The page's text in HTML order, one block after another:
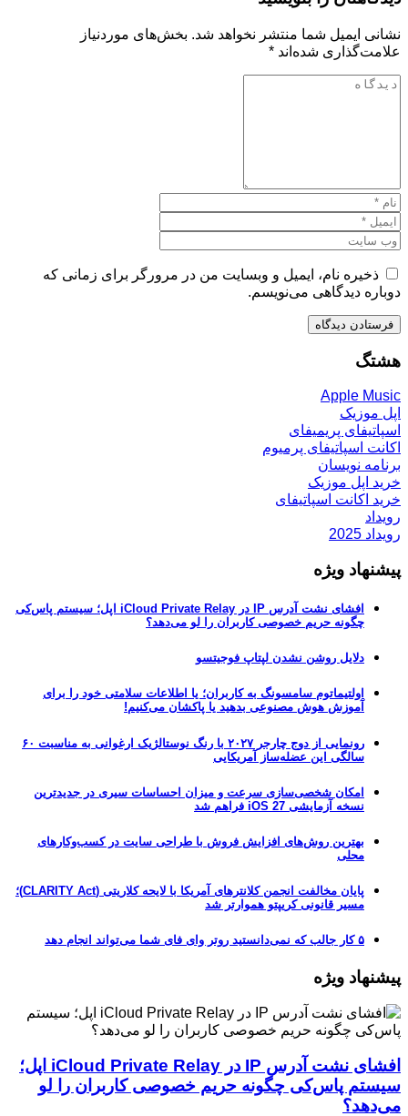
نشانی ایمیل شما منتشر نخواهد شد. بخش‌های موردنیاز
علامت‌گذاری شده‌اند *
ذخیره نام، ایمیل و وبسایت من در مرورگر برای زمانی که
دوباره دیدگاهی می‌نویسم.
هشتگ
Apple Music
اپل موزیک
اسپاتیفای پریمیفای
اکانت اسپاتیفای پرمیوم
برنامه نویسان
خرید اپل موزیک
خرید اکانت اسپاتیفای
رویداد
رویداد 2025
پیشنهاد ویژه
افشای نشت آدرس IP در iCloud Private Relay اپل؛ سیستم پاس‌کی
چگونه حریم خصوصی کاربران را لو می‌دهد؟
دلایل روشن نشدن لپتاپ فوجیتسو
اولتیماتوم سامسونگ به کاربران؛ یا اطلاعات سلامتی خود را برای
آموزش هوش مصنوعی بدهید یا پاکشان می‌کنیم!
رونمایی از دوج چارجر ۲۰۲۷ با رنگ نوستالژیک ارغوانی به مناسبت ۶۰
سالگی این عضله‌ساز آمریکایی
امکان شخصی‌سازی سرعت و میزان احساسات سیری در جدیدترین
نسخه آزمایشی iOS 27 فراهم شد
بهترین روش‌های افزایش فروش با طراحی سایت در کسب‌وکارهای
محلی
پایان مخالفت انجمن کلانترهای آمریکا با لایحه کلاریتی (CLARITY Act)؛
مسیر قانونی کریپتو هموارتر شد
۵ کار جالب که نمی‌دانستید روتر وای فای شما می‌تواند انجام دهد
پیشنهاد ویژه
افشای نشت آدرس IP در iCloud Private Relay اپل؛
سیستم پاس‌کی چگونه حریم خصوصی کاربران را لو
می‌دهد؟